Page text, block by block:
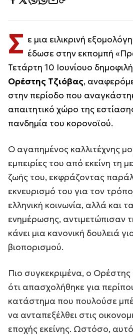
Σ ε μια ειλικρινή
έδωσε στην εκπομπή
Τετάρτη 10 Ιουνίουο
Ορέστης Τζιόβας,
στην περίοδο που
απαιτητικό χώρο της
πανδημία του κορονοϊού.
Ο αγαπημένος καλλιτέχνης
εμπειρίες του από εκείνη τη
ζωής του, εκφράζοντας
εκνευρισμό του για τον
ελληνική κοινωνία, αλλά και
ενημέρωσης, αντιμετώπισαν
κάνει μια κανονική δουλειά
βιοπορισμού.
Πιο συγκεκριμένα, ο
ότι απασχολήθηκε για
κατάστημα που πουλούσε
να ανταπεξέλθει στις
εποχής εκείνης. Ωστόσο,